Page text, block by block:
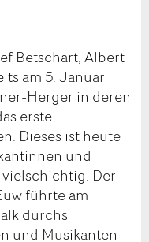
Betschart, Albert
am 5. Januar
Herger in deren
erste
Dieses ist heute
und
Der
führte am
durchs
und Musikanten